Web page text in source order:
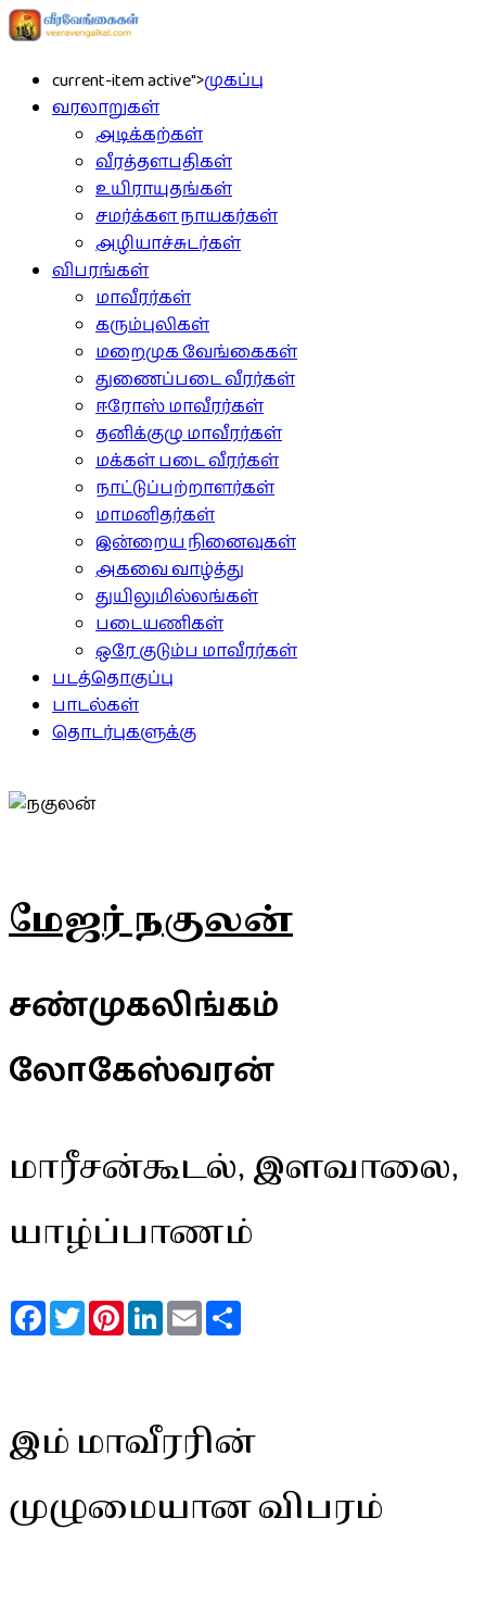
current-item active">முகப்பு
வரலாறுகள்
அடிக்கற்கள்
வீரத்தளபதிகள்
உயிராயுதங்கள்
சமர்க்கள நாயகர்கள்
அழியாச்சுடர்கள்
விபரங்கள்
மாவீரர்கள்
கரும்புலிகள்
மறைமுக வேங்கைகள்
துணைப்படை வீரர்கள்
ஈரோஸ் மாவீரர்கள்
தனிக்குழு மாவீரர்கள்
மக்கள் படை வீரர்கள்
நாட்டுப்பற்றாளர்கள்
மாமனிதர்கள்
இன்றைய நினைவுகள்
அகவை வாழ்த்து
துயிலுமில்லங்கள்
படையணிகள்
ஒரே குடும்ப மாவீரர்கள்
படத்தொகுப்பு
பாடல்கள்
தொடர்புகளுக்கு
மேஜர் நகுலன்
சண்முகலிங்கம்
லோகேஸ்வரன்
மாரீசன்கூடல், இளவாலை,
யாழ்ப்பாணம்
FacebookTwitterPinterestLinkedInEmail
இம் மாவீரரின்
முழுமையான விபரம்